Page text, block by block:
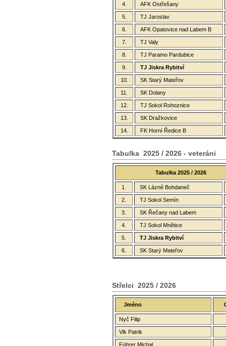
4. AFK Ostřešany
5. TJ Jaroslav
6. AFK Opatovice nad Labem B
7. TJ Valy
8. TJ Paramo Pardubice
9. TJ Jiskra Rybitví
10. SK Starý Mateřov
11. SK Dolany
12. TJ Sokol Rohoznice
13. SK Dražkovice
14. FK Horní Ředice B
Tabulka 2025 / 2026 - veteráni
Tabulka 2025 / 2026
1. SK Lázně Bohdaneč
2. TJ Sokol Semín
3. SK Řečany nad Labem
4. TJ Sokol Mnětice
5. TJ Jiskra Rybitví
6. SK Starý Mateřov
Střelci 2025 / 2026
Jméno
Nyč Filip
Vlk Patrik
Führer Michal